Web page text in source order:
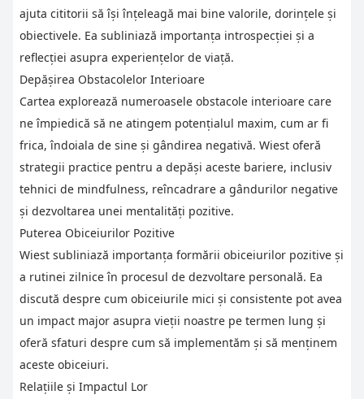
ajuta cititorii să își înțeleagă mai bine valorile, dorințele și
obiectivele. Ea subliniază importanța introspecției și a
reflecției asupra experiențelor de viață.
Depășirea Obstacolelor Interioare
Cartea explorează numeroasele obstacole interioare care
ne împiedică să ne atingem potențialul maxim, cum ar fi
frica, îndoiala de sine și gândirea negativă. Wiest oferă
strategii practice pentru a depăși aceste bariere, inclusiv
tehnici de mindfulness, reîncadrare a gândurilor negative
și dezvoltarea unei mentalități pozitive.
Puterea Obiceiurilor Pozitive
Wiest subliniază importanța formării obiceiurilor pozitive și
a rutinei zilnice în procesul de dezvoltare personală. Ea
discută despre cum obiceiurile mici și consistente pot avea
un impact major asupra vieții noastre pe termen lung și
oferă sfaturi despre cum să implementăm și să menținem
aceste obiceiuri.
Relațiile și Impactul Lor